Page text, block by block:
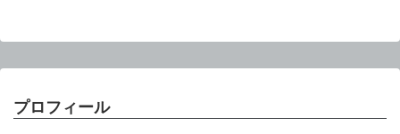
プロフィール